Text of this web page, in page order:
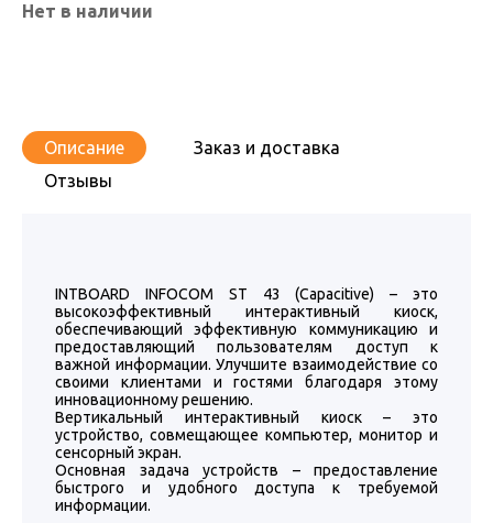
Нет в наличии
Описание
Заказ и доставка
Отзывы
INTBOARD INFOCOM ST 43 (Capacitive) – это
высокоэффективный интерактивный киоск,
обеспечивающий эффективную коммуникацию и
предоставляющий пользователям доступ к
важной информации. Улучшите взаимодействие со
своими клиентами и гостями благодаря этому
инновационному решению.
Вертикальный интерактивный киоск – это
устройство, совмещающее компьютер, монитор и
сенсорный экран.
Основная задача устройств – предоставление
быстрого и удобного доступа к требуемой
информации.